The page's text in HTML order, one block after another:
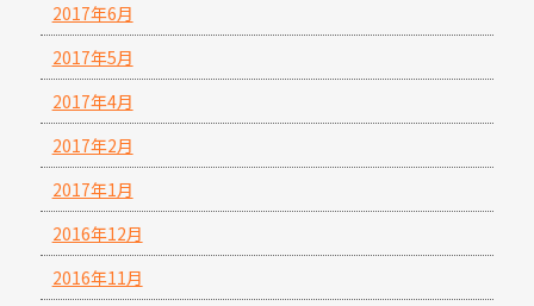
2017年6月
2017年5月
2017年4月
2017年2月
2017年1月
2016年12月
2016年11月